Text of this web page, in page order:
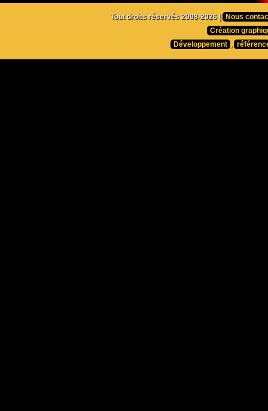
Tout droits réservés 2008-2026 |
Nous
Création
Développement ,